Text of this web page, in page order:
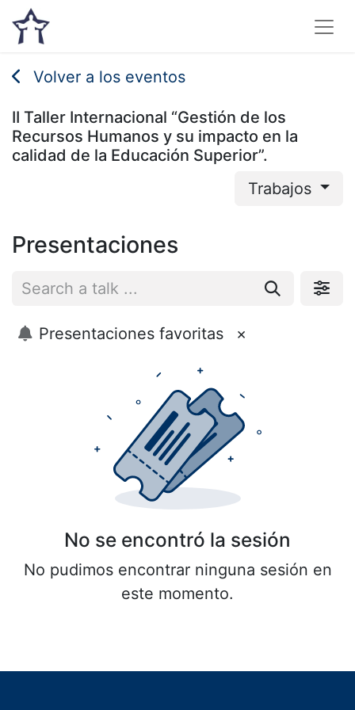
Volver a los eventos
II Taller Internacional “Gestión de los
Recursos Humanos y su impacto en la
calidad de la Educación Superior”.
Trabajos
Presentaciones
Presentaciones favoritas ×
No se encontró la sesión
No pudimos encontrar ninguna sesión en
este momento.